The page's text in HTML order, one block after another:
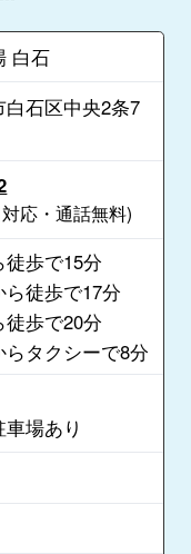
白石
石区中央2条7
応・通話無料)
徒歩で15分
ら徒歩で17分
徒歩で20分
らタクシーで8分
場あり